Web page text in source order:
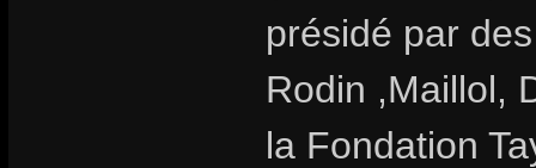
présidé par
Rodin ,Maillol,
la Fondation